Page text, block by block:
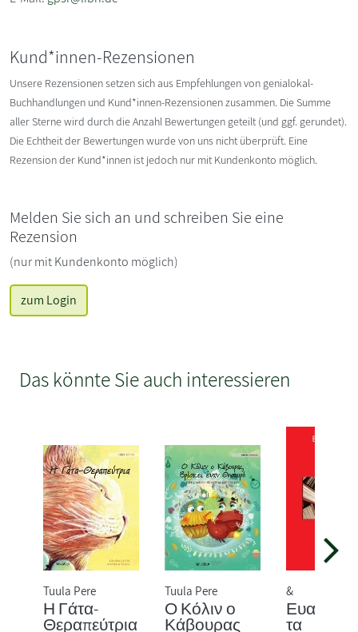
Kund*innen-Rezensionen
Unsere Rezensionen setzen sich aus Empfehlungen von genialokal-
Buchhandlungen und Kund*innen-Rezensionen zusammen. Die Summe
aller Sterne wird durch die Anzahl Bewertungen geteilt (und ggf. gerundet).
Die Echtheit der Bewertungen wurde von uns nicht überprüft. Eine
Rezension der Kund*innen ist jedoch nur mit Kundenkonto möglich.
Melden Sie sich an und schreiben Sie eine
Rezension
(nur mit Kundenkonto möglich)
zum Login
Das könnte Sie auch interessieren
Tuula Pere
Η Γάτα-
Θεραπεύτρια
Tuula Pere
Ο Κόλιν ο
Κάβουρας
&
τα